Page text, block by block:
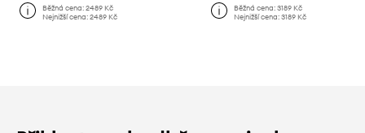
Běžná cena:2489 Kč
Nejnižší cena:2489 Kč
Běžná cena: 3189 Kč
Nejnižší cena: 3189 Kč